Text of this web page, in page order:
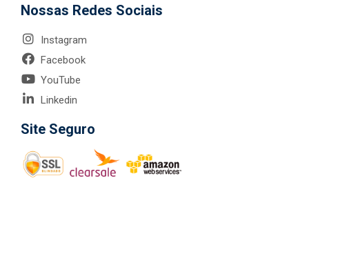
Nossas Redes Sociais
Instagram
Facebook
YouTube
Linkedin
Site Seguro